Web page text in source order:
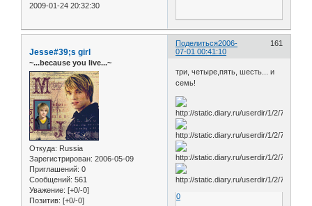
2009-01-24 20:32:30
Поделиться 161
2006-
07-01 00:41:10
Jesse#39;s girl
~...because you live...~
Откуда: Russia
Зарегистрирован: 2006-05-09
Приглашений: 0
Сообщений: 561
Уважение: [+0/-0]
Позитив: [+0/-0]
три, четыре,пять, шесть... и
семь!
0